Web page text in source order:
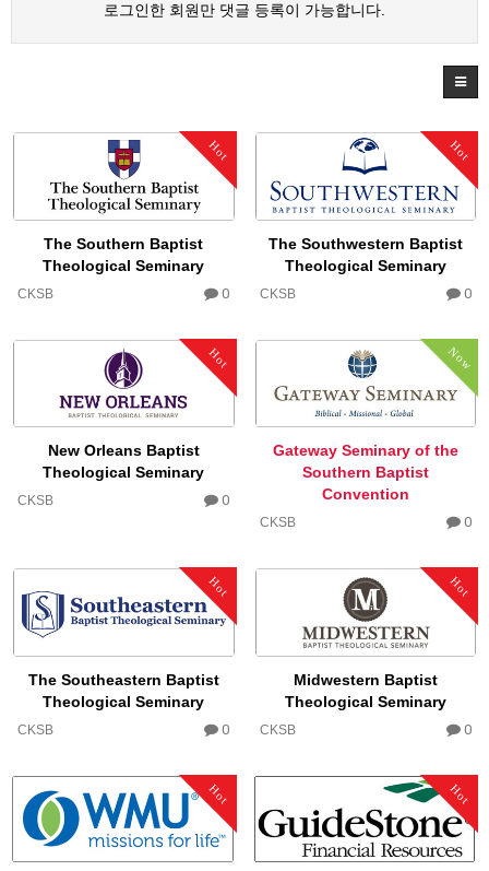
로그인한 회원만 댓글 등록이 가능합니다.
Hot
The Southern Baptist
Theological Seminary
CKSB 0
Hot
The Southwestern Baptist
Theological Seminary
CKSB 0
Hot
New Orleans Baptist
Theological Seminary
CKSB 0
Now
Gateway Seminary of the
Southern Baptist
Convention
CKSB 0
Hot
The Southeastern Baptist
Theological Seminary
CKSB 0
Hot
Midwestern Baptist
Theological Seminary
CKSB 0
Hot Hot